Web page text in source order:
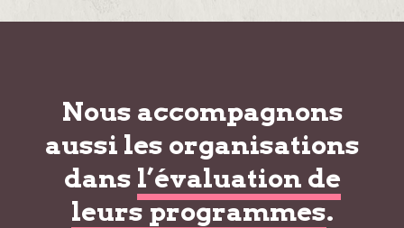
Nous accompagnons
aussi les organisations
dans l’évaluation de
leurs programmes.